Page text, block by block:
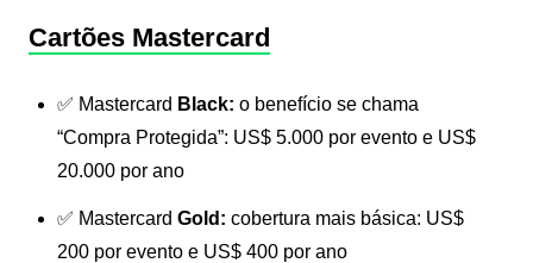
Cartões Mastercard
✅ Mastercard Black: o benefício se chama
“Compra Protegida”: US$ 5.000 por evento e US$
20.000 por ano
✅ Mastercard Gold: cobertura mais básica: US$
200 por evento e US$ 400 por ano